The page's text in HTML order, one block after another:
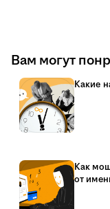
Вам могут
Какие
Как
от